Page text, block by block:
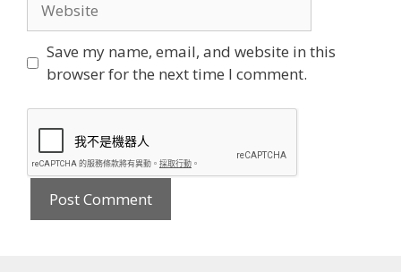
Save my name, email, and website in this
browser for the next time I comment.